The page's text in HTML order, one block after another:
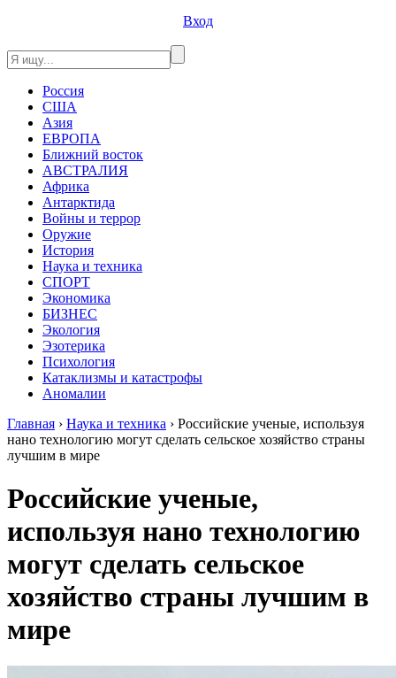
Вход
Россия
США
Азия
ЕВРОПА
Ближний восток
АВСТРАЛИЯ
Африка
Антарктида
Войны и террор
Оружие
История
Наука и техника
СПОРТ
Экономика
БИЗНЕС
Экология
Эзотерика
Психология
Катаклизмы и катастрофы
Аномалии
Главная › Наука и техника › Российские ученые, используя
нано технологию могут сделать сельское хозяйство страны
лучшим в мире
Российские ученые,
используя нано технологию
могут сделать сельское
хозяйство страны лучшим в
мире